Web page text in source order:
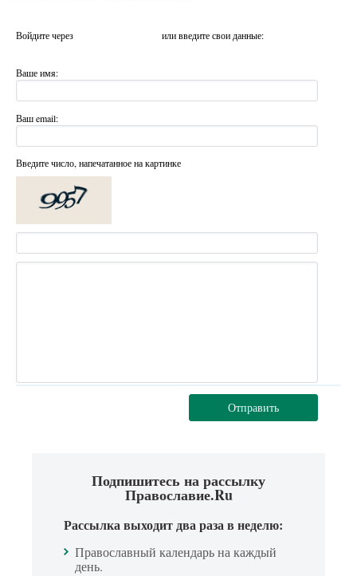
Войдите через или введите свои данные:
Ваше имя:
Ваш email:
Введите число, напечатанное на картинке
Отправить
Подпишитесь на рассылку
Православие.Ru
Рассылка выходит два раза в неделю:
Православный календарь на каждый
день.